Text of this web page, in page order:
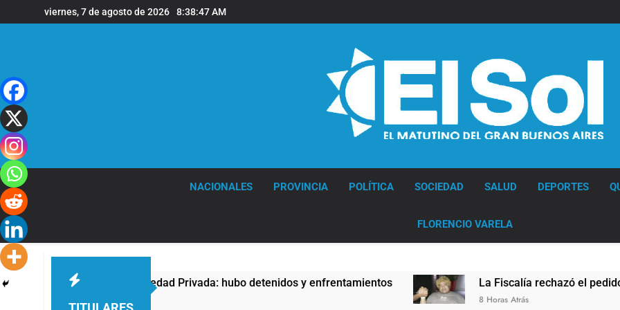
al
viernes, 7 de agosto de 2026 8:38:48 AM
NACIONALES PROVINCIA POLÍTICA SOCIEDAD SALUD DEPORTES
FLORENCIO VARELA
de Propiedad Privada: hubo detenidos y enfrentamientos La Fiscalía rechazó el pedido para
8 Horas Atrás